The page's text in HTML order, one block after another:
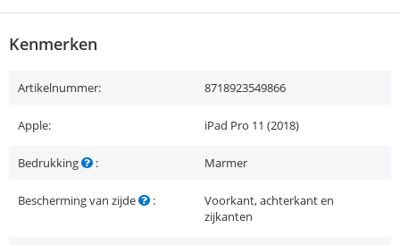
Kenmerken
Artikelnummer: 8718923549866
Apple: iPad Pro 11 (2018)
Bedrukking : Marmer
Bescherming van zijde :
Voorkant, achterkant en
zijkanten